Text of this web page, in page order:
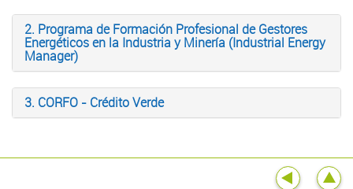
2. Programa de Formación Profesional de Gestores
Energéticos en la Industria y Minería (Industrial Energy
Manager)
3. CORFO - Crédito Verde